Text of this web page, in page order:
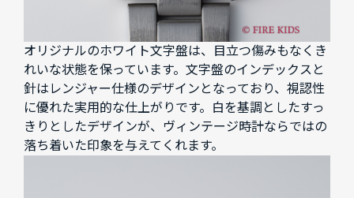
オリジナルのホワイト文字盤は、目立つ傷みもなくき
れいな状態を保っています。文字盤のインデックスと
針はレンジャー仕様のデザインとなっており、視認性
に優れた実用的な仕上がりです。白を基調としたすっ
きりとしたデザインが、ヴィンテージ時計ならではの
落ち着いた印象を与えてくれます。